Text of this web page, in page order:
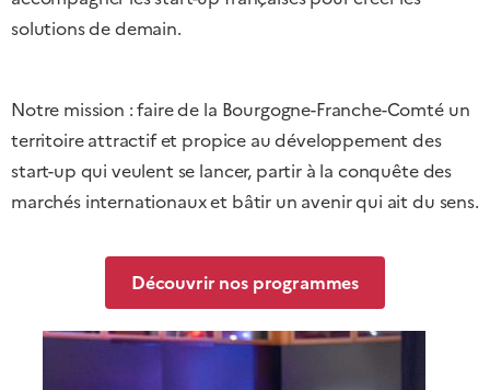
solutions de demain.
Notre mission : faire de la Bourgogne-Franche-Comté un
territoire attractif et propice au développement des
start-up qui veulent se lancer, partir à la conquête des
marchés internationaux et bâtir un avenir qui ait du sens.
Découvrir nos programmes